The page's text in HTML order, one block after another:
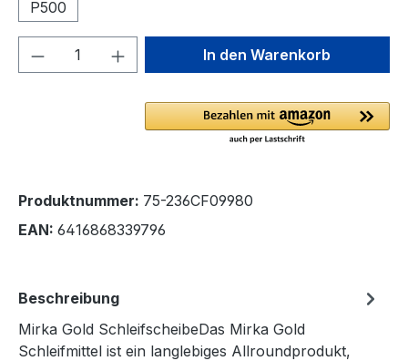
P500
Produkt Anzahl: Gib denIn den Warenkorb
Produktnummer: 75-236CF09980
EAN: 6416868339796
Beschreibung
Mirka Gold SchleifscheibeDas Mirka Gold
Schleifmittel ist ein langlebiges Allroundprodukt,